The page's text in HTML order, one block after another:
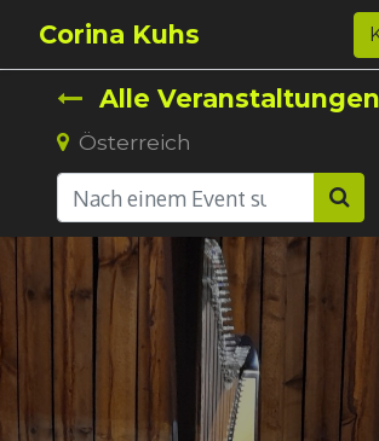
Corina Kuhs
Alle Veranstaltungen
Österreich